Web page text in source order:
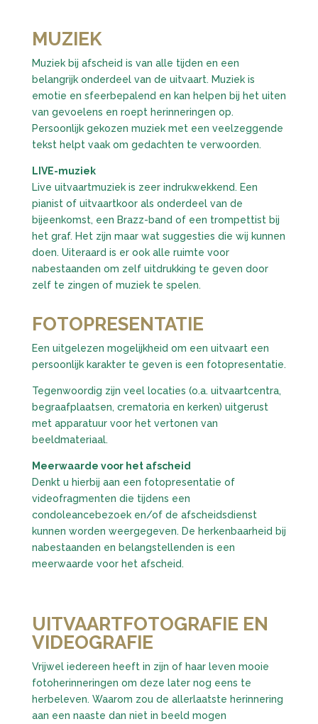
MUZIEK
Muziek bij afscheid is van alle tijden en een
belangrijk onderdeel van de uitvaart. Muziek is
emotie en sfeerbepalend en kan helpen bij het uiten
van gevoelens en roept herinneringen op.
Persoonlijk gekozen muziek met een veelzeggende
tekst helpt vaak om gedachten te verwoorden.
LIVE-muziek
Live uitvaartmuziek is zeer indrukwekkend. Een
pianist of uitvaartkoor als onderdeel van de
bijeenkomst, een Brazz-band of een trompettist bij
het graf. Het zijn maar wat suggesties die wij kunnen
doen. Uiteraard is er ook alle ruimte voor
nabestaanden om zelf uitdrukking te geven door
zelf te zingen of muziek te spelen.
FOTOPRESENTATIE
Een uitgelezen mogelijkheid om een uitvaart een
persoonlijk karakter te geven is een fotopresentatie.
Tegenwoordig zijn veel locaties (o.a. uitvaartcentra,
begraafplaatsen, crematoria en kerken) uitgerust
met apparatuur voor het vertonen van
beeldmateriaal.
Meerwaarde voor het afscheid
Denkt u hierbij aan een fotopresentatie of
videofragmenten die tijdens een
condoleancebezoek en/of de afscheidsdienst
kunnen worden weergegeven. De herkenbaarheid bij
nabestaanden en belangstellenden is een
meerwaarde voor het afscheid.
UITVAARTFOTOGRAFIE EN
VIDEOGRAFIE
Vrijwel iedereen heeft in zijn of haar leven mooie
fotoherinneringen om deze later nog eens te
herbeleven. Waarom zou de allerlaatste herinnering
aan een naaste dan niet in beeld mogen